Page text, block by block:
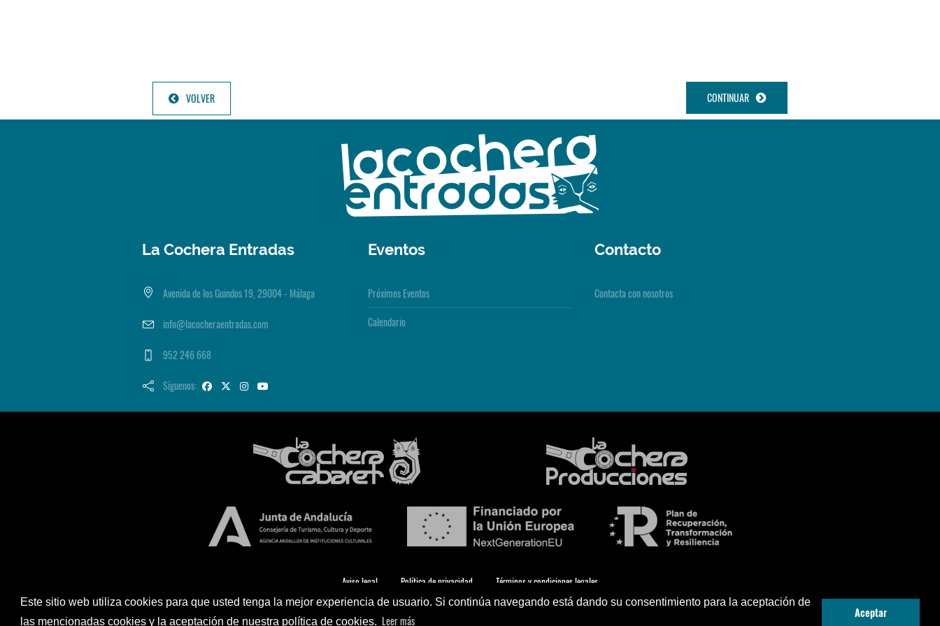
Este sitio web utiliza cookies para que usted tenga la mejor experiencia de usuario. Si continúa navegando está dando su consentimiento para la aceptación de
las mencionadas cookies y la aceptación de nuestra política de cookies. Leer más
Aceptar
VOLVER CONTINUAR
La Cochera Entradas
Avenida de los Guindos 19, 29004 - Málaga
info@lacocheraentradas.com
952 246 668
Síguenos:
Eventos
Próximos Eventos
Calendario
Contacto
Contacta con nosotros
Aviso legal Política de privacidad Términos y condiciones legales
© 2026 La Cochera Entradas - Diseño: